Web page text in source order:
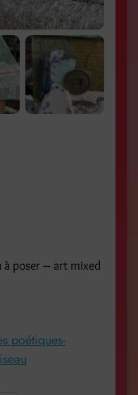
à poser – art mixed
poétiques-